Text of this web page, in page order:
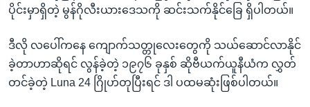
ပိုင်းမှာရှိတဲ့ မွန်ဂိုလီးယားဒေသကို ဆင်းသက်နိုင်ခြေ ရှိပါတယ်။
ဒီလို လပေါ်ကနေ ကျောက်သတ္တုလေးတွေကို သယ်ဆောင်လာနိုင်
ခဲ့တာဟာဆိုရင် လွန်ခဲ့တဲ့ ၁၉၇၆ ခုနှစ် ဆိုဗီယက်ယူနီယံက လွှတ်
တင်ခဲ့တဲ့ Luna 24 ဂြိုဟ်တုပြီးရင် ဒါ ပထမဆုံးဖြစ်ပါတယ်။